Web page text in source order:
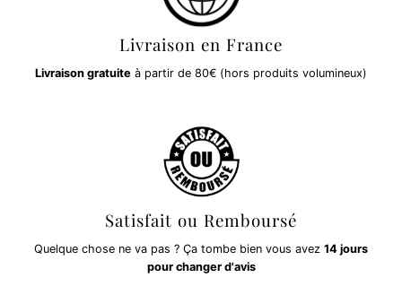
Livraison en France
Livraison gratuite à partir de 80€ (hors produits volumineux)
Satisfait ou Remboursé
Quelque chose ne va pas ? Ça tombe bien vous avez 14 jours
pour changer d'avis